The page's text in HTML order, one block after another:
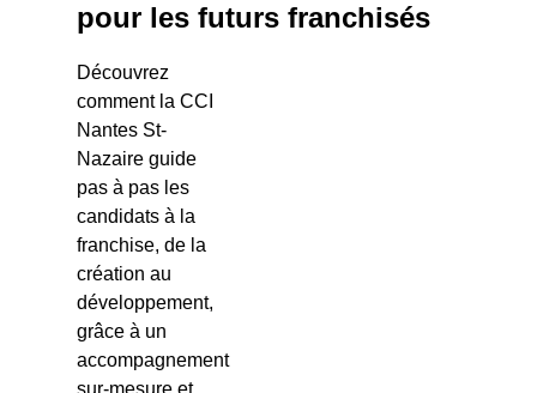
pour les futurs franchisés
Découvrez
comment la CCI
Nantes St-
Nazaire guide
pas à pas les
candidats à la
franchise, de la
création au
développement,
grâce à un
accompagnement